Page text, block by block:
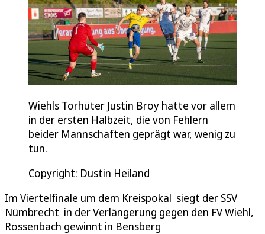
Wiehls Torhüter Justin Broy hatte vor allem
in der ersten Halbzeit, die von Fehlern
beider Mannschaften geprägt war, wenig zu
tun.
Copyright: Dustin Heiland
Im Viertelfinale um dem Kreispokal siegt der SSV
Nümbrecht in der Verlängerung gegen den FV Wiehl,
Rossenbach gewinnt in Bensberg